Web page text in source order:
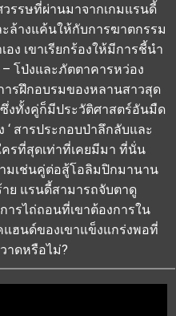
รรษที่ผ่านมาจากเกมแรนดี้
ล้างแค้นให้กับการฆาตกรรม
ง เขาเรียกร้องให้มีการชี้นำ
โป่งและภัตตาคารหว่อง
รฝึกอบรมของหลานสาวสุด
ซึ่งทั้งคู่ก็มีประวัติศาสตร์อันมืด
สารประกอบป่าลึกลับและ
รที่สุดเท่าที่เคยมีมา ที่นั่น
มเช่นคู่ต่อสู้โอลิมปิกมานาน
าย แรนดี้สามารถจับตาดู
ารไถ่ถอนที่เขาต้องการใน
ฮนด์ของเขาแข็งแกร่งพอที่
าดหรือไม่?